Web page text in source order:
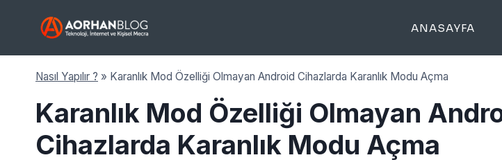
ANASAYFA
Nasıl Yapılır ? » Karanlık Mod Özelliği Olmayan Android Cihazlarda Karanlık Modu Açma
Karanlık Mod Özelliği Olmayan
Cihazlarda Karanlık Modu Açma